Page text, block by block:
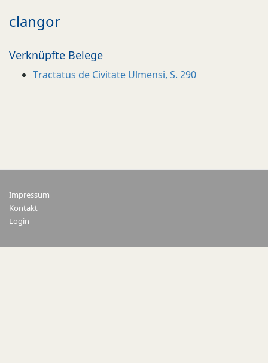
clangor
Verknüpfte Belege
Tractatus de Civitate Ulmensi, S. 290
Impressum
Kontakt
Login